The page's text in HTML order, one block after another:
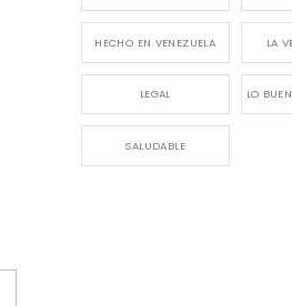
HECHO EN VENEZUELA LA
LEGAL
SALUDABLE